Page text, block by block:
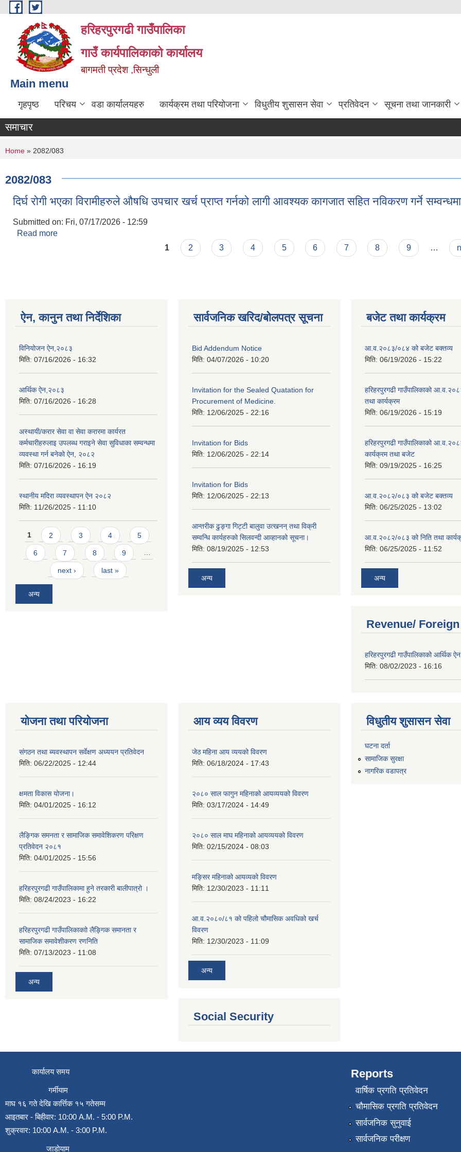
Skip to main content
हरिहरपुरगढी गाउँपालिका
गाउँ कार्यपालिकाको कार्यालय
बागमती प्रदेश ,सिन्धुली
Main menu
गृहपृष्ठ परिचय वडा कार्यालयहरु कार्यक्रम तथा परियोजना विधुतीय शुसासन सेवा प्रतिवेदन सूचना तथा जानकारी
समाचार
You are here
Home » 2082/083
2082/083
दिर्घ रोगी भएका विरामीहरुले औषधि उपचार खर्च प्राप्त गर्नको लागी आवश्यक कागजात सहित नविकरण गर्ने
Submitted on: Fri, 07/17/2026 - 12:59
Read more
1 2 3 4 5 6 7 8 9 …
ऐन, कानुन तथा निर्देशिका
विनियोजन ऐन,२०८३
मिति: 07/16/2026 - 16:32
आर्थिक ऐन,२०८३
मिति: 07/16/2026 - 16:28
अस्थायी/करार सेवा वा सेवा करारमा कार्यरत
कर्मचारीहरुलाइ उपलब्ध गराइने सेवा सुविधाका सम्वन्धमा
व्यवस्था गर्न बनेको ऐन, २०८२
मिति: 07/16/2026 - 16:19
स्थानीय मदिरा व्यवस्थापन ऐन २०८२
मिति: 11/26/2025 - 11:10
Pages
1 2 3 4 5
6 7 8 9 …
next › last »
अन्य
सार्वजनिक खरिद/बोलपत्र सूचना
Bid Addendum Notice
मिति: 04/07/2026 - 10:20
Invitation for the Sealed Quatation for
Procurement of Medicine.
मिति: 12/06/2025 - 22:16
Invitation for Bids
मिति: 12/06/2025 - 22:14
Invitation for Bids
मिति: 12/06/2025 - 22:13
आन्तरीक ढुङ्गा गिट्टी बालुवा उत्खनन् तथा विक्री
सम्वन्धि कार्यहरुको सिलवन्दी आव्हानको सूचना।
मिति: 08/19/2025 - 12:53
अन्य
बजेट तथा कार्यक्रम
आ.व.२०८३/०८४ को बजेट बक्तव्य
मिति: 06/19/2026 - 15:22
हरिहरपुरगढी गाउँपालिकाको
तथा कार्यक्रम
मिति: 06/19/2026 - 15:19
हरिहरपुरगढी गाउँपालिकाको
कार्यक्रम तथा बजेट
मिति: 09/19/2025 - 16:25
आ.व.२०८२/०८३ को बजेट बक्तव्य
मिति: 06/25/2025 - 13:02
आ.व.२०८२/०८३ को निति तथा
मिति: 06/25/2025 - 11:52
अन्य
Revenue/
हरिहरपुरगढी गाउँपालिकाको आर्थिक
मिति: 08/02/2023 - 16:16
योजना तथा परियोजना
संगठन तथा ब्यवस्थापन सर्वेक्षण अध्ययन प्रतिवेदन
मिति: 06/22/2025 - 12:44
क्षमता विकास योजना।
मिति: 04/01/2025 - 16:12
लैङ्गिक समनता र सामाजिक समावेशिकरण परिक्षण
प्रतिवेदन २०८१
मिति: 04/01/2025 - 15:56
हरिहरपुरगढी गाउँपालिकामा हुने तरकारी बालीपात्रो ।
मिति: 08/24/2023 - 16:22
हरिहरपुरगढी गाउँपालिकाकाो लैङ्गिक समानता र
सामाजिक समावेशीकरण रणनिति
मिति: 07/13/2023 - 11:08
अन्य
आय व्यय विवरण
जेठ महिना आय व्ययको विवरण
मिति: 06/18/2024 - 17:43
२०८० साल फागुन महिनाको आयव्ययको विवरण
मिति: 03/17/2024 - 14:49
२०८० साल माघ महिनाको आयव्ययको विवरण
मिति: 02/15/2024 - 08:03
मङ्सिर महिनाको आयव्यको विवरण
मिति: 12/30/2023 - 11:11
आ.व.२०८०/८१ को पहिलो चौमासिक अवधिको खर्च
विवरण
मिति: 12/30/2023 - 11:09
अन्य
Social Security
विधुतीय शुसासन सेवा
घटना दर्ता
सामाजिक सुरक्षा
नागरिक वडापत्र
कार्यालय समय
गर्मीयाम
माघ १६ गते देखि कार्त्तिक १५ गतेसम्म
आइतबार - बिहीवार: 10:00 A.M. - 5:00 P.M.
शुक्रवार: 10:00 A.M. - 3:00 P.M.
जाडोयाम
Reports
वार्षिक प्रगति प्रतिवेदन
चौमासिक प्रगति प्रतिवेदन
सार्वजनिक सुनुवाई
सार्वजनिक परीक्षण